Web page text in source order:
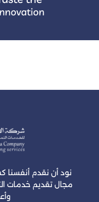
نود أن نقدم
مجال تقديم خدمات